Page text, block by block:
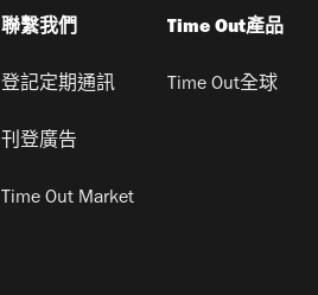
聯繫我們
登記定期通訊
刊登廣告
Time Out Market
Time Out產品
Time Out全球